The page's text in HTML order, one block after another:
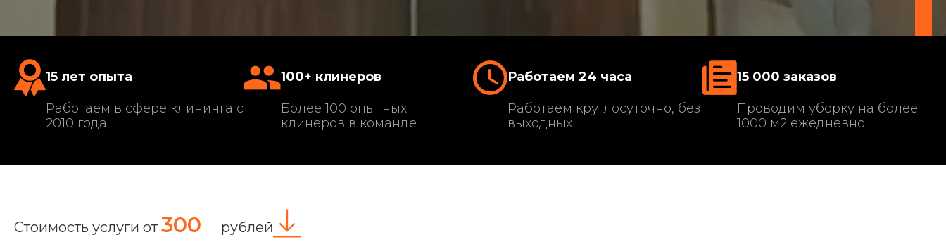
15 лет опыта
Работаем в сфере клининга с
2010 года
100+ клинеров
Более 100 опытных
клинеров в команде
Работаем 24 часа
Работаем круглосуточно, без
выходных
15 000 заказов
Проводим уборку на более
1000 м2 ежедневно
Стоимость услуги от 300 рублей